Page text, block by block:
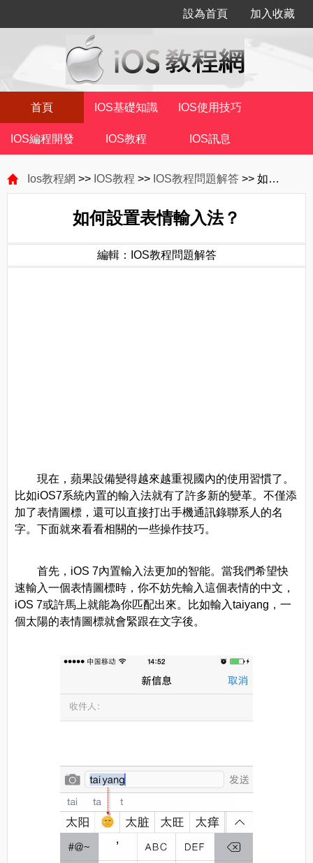
設為首頁 加入收藏
首頁 IOS基礎知識 IOS使用技巧
IOS編程開發 IOS教程 IOS訊息
Ios教程網 >> IOS教程 >> IOS教程問題解答 >> 如何設置表情輸入法？
如何設置表情輸入法？
編輯：IOS教程問題解答
現在，蘋果設備變得越來越重視國內的使用習慣了。
比如iOS7系統內置的輸入法就有了許多新的變革。不僅添
加了表情圖標，還可以直接打出手機通訊錄聯系人的名
字。下面就來看看相關的一些操作技巧。
首先，iOS 7內置輸入法更加的智能。當我們希望快
速輸入一個表情圖標時，你不妨先輸入這個表情的中文，
iOS 7或許馬上就能為你匹配出來。比如輸入taiyang，一
個太陽的表情圖標就會緊跟在文字後。